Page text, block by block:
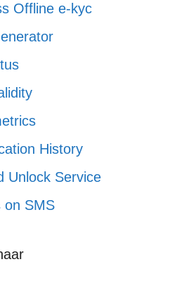
Offline e-kyc
History
Unlock Service
on SMS